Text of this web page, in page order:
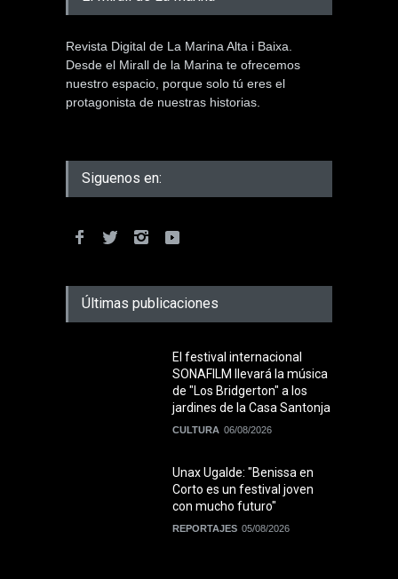
Revista Digital de La Marina Alta i Baixa.
Desde el Mirall de la Marina te ofrecemos
nuestro espacio, porque solo tú eres el
protagonista de nuestras historias.
Siguenos en:
Últimas publicaciones
El festival internacional
SONAFILM llevará la música
de "Los Bridgerton" a los
jardines de la Casa Santonja
CULTURA 06/08/2026
Unax Ugalde: "Benissa en
Corto es un festival joven
con mucho futuro"
REPORTAJES 05/08/2026